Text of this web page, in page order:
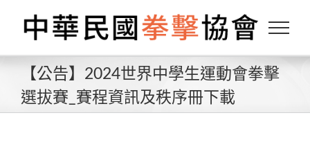
content
【公告】2024世界中學生運動會拳擊
選拔賽_賽程資訊及秩序冊下載